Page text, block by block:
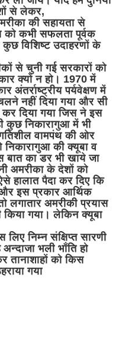
से लेकर,
की सहायता से
को कभी सफलता पूर्वक
विशिष्ट उदाहरणों के
से चुनी गई सरकारों को
क्यों न हो। 1970 में
अंतर्राष्ट्रीय पर्यवेक्षण में
नहीं दिया गया और सी
दिया गया जिस ने इस
कुछ निकारागुआ में भी
वामपंथ की ओर
की क्यूबा व
बात का डर भी खाये जा
अमरीका के देशों को
हालात पैदा कर दिए कि
इस प्रकार आर्थिक
लगातार अमरीकी प्रयास
किया गया। लेकिन क्यूबा
निम्न संक्षिप्त सारणी
भली भाँति हो
तानाशाहों को किस
गया